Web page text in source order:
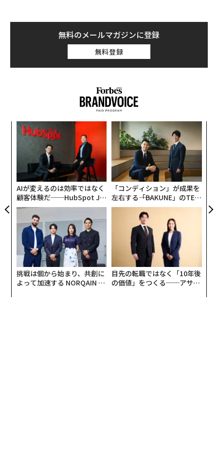
無料のメールマガジンに登録
無料登録
AIが変えるのは効率ではなく
顧客体験だ──HubSpot Ja
panが語る「Grow Better」
な組織のつくり方
「コンディション」が成果を
左右する――「BAKUNE」のTEN
TIALが支える「挑戦者の明
挑戦は個から始まり、共創に
よって加速する NORQAIN JA
目先の転職ではなく「10年後
の価値」をつくる──アサイ